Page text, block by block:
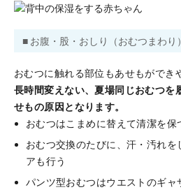
■ お腹・股・おしり（おむつまわり）
おむつに触れる部位もあせもができ
長時間変えない、夏場同じおむつを
せもの原因となります。
おむつはこまめに替えて清潔を保
おむつ交換のたびに、汗・汚れ
アも行う
パンツ型おむつはウエストのギ